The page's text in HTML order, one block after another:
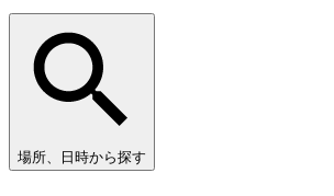
場所、日時から探す